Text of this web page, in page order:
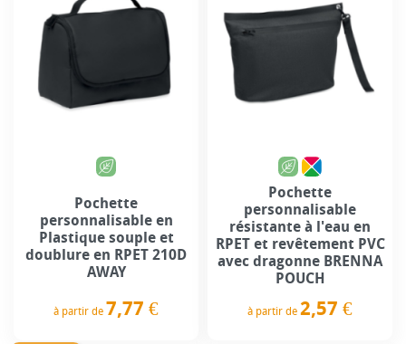
Pochette
personnalisable en
Plastique souple et
doublure en RPET 210D
AWAY
à partir de 7,77 €
Pochette
personnalisable
résistante à l'eau en
RPET et revêtement PVC
avec dragonne BRENNA
POUCH
à partir de 2,57 €